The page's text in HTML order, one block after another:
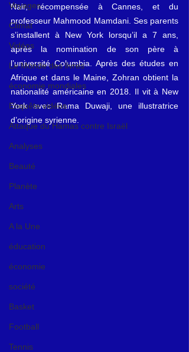
Voyages
Climat
Vidéos
Le Monde des livres
économie mondiales
Enquête vidéos
Attaque du Hamas contre Israël
Analyses
Beauté
Planète
Arts
A la Une
éducation
économie
société
Basket
Football
Tennis
Nair, récompensée à Cannes, et du
professeur Mahmood Mamdani. Ses parents
s’installent à New York lorsqu’il a 7 ans,
après la nomination de son père à
l’université Columbia. Après des études en
Afrique et dans le Maine, Zohran obtient la
nationalité américaine en 2018. Il vit à New
York avec Rama Duwaji, une illustratrice
d’origine syrienne.